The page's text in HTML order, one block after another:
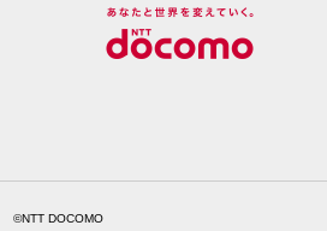
©NTT DOCOMO